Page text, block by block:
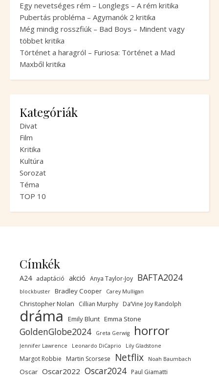
Egy nevetséges rém – Longlegs – A rém kritika
Pubertás probléma – Agymanók 2 kritika
Még mindig rosszfiúk – Bad Boys – Mindent vagy
többet kritika
Történet a haragról – Furiosa: Történet a Mad
Maxből kritika
Kategóriák
Divat
Film
Kritika
Kultúra
Sorozat
Téma
TOP 10
Címkék
A24 adaptáció akció Anya Taylor-Joy BAFTA2024
blockbuster Bradley Cooper Carey Mulligan
Christopher Nolan Cillian Murphy Da’Vine Joy Randolph
dráma Emily Blunt Emma Stone
GoldenGlobe2024 Greta Gerwig horror
Jennifer Lawrence Leonardo DiCaprio Lily Gladstone
Margot Robbie Martin Scorsese Netflix Noah Baumbach
Oscar Oscar2022 Oscar2024 Paul Giamatti